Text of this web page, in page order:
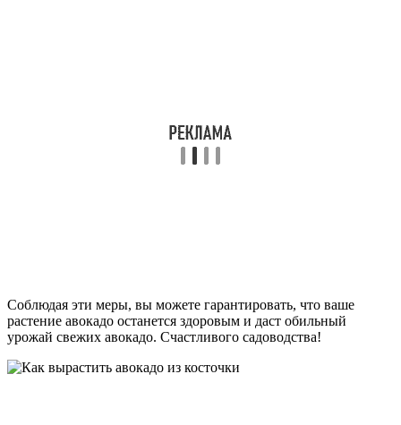
Соблюдая эти меры, вы можете гарантировать, что ваше
растение авокадо останется здоровым и даст обильный
урожай свежих авокадо. Счастливого садоводства!